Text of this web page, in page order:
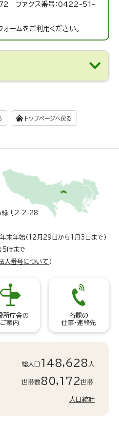
ファクス番号：0422-51-
ームをご利用ください。
トップページへ戻る
緑町2-2-28
年末年始（12月29日から1月3日まで）
5時まで
人番号について ）
所庁舎の
ご案内
各課の
仕事・連絡先
総人口 148,628 人
世帯数80,172世帯
人口統計